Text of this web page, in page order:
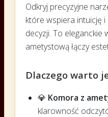
Odkryj precyzyjne
które wspiera intuicję
decyzji. To eleganckie
ametystową łączy
Dlaczego warto
💎 Komora z
klarowność